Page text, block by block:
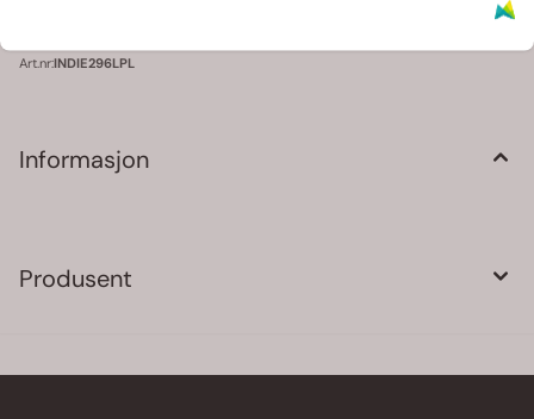
Art.nr:INDIE296LPL
Informasjon
Produsent